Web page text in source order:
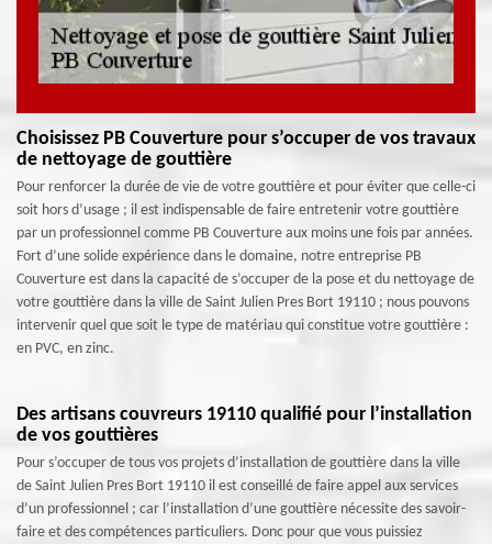
Choisissez PB Couverture pour s’occuper de vos travaux
de nettoyage de gouttière
Pour renforcer la durée de vie de votre gouttière et pour éviter que celle-ci
soit hors d’usage ; il est indispensable de faire entretenir votre gouttière
par un professionnel comme PB Couverture aux moins une fois par années.
Fort d’une solide expérience dans le domaine, notre entreprise PB
Couverture est dans la capacité de s’occuper de la pose et du nettoyage de
votre gouttière dans la ville de Saint Julien Pres Bort 19110 ; nous pouvons
intervenir quel que soit le type de matériau qui constitue votre gouttière :
en PVC, en zinc.
Des artisans couvreurs 19110 qualifié pour l’installation
de vos gouttières
Pour s’occuper de tous vos projets d’installation de gouttière dans la ville
de Saint Julien Pres Bort 19110 il est conseillé de faire appel aux services
d’un professionnel ; car l’installation d’une gouttière nécessite des savoir-
faire et des compétences particuliers. Donc pour que vous puissiez